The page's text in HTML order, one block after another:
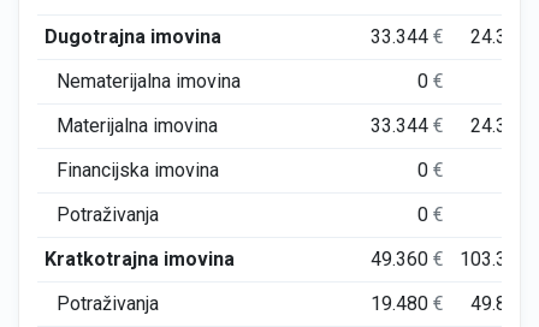
Dugotrajna imovina 33.344€ 24.386
Nematerijalna imovina
0€
Materijalna imovina
33.344€ 24.386
Financijska imovina
0€
Potraživanja
0€
Kratkotrajna imovina
49.360€ 103.375
Potraživanja
19.480€ 49.842